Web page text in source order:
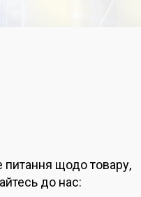
питання щодо товару,
до нас: